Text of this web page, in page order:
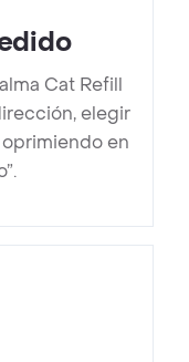
Cat Refill
elegir
en